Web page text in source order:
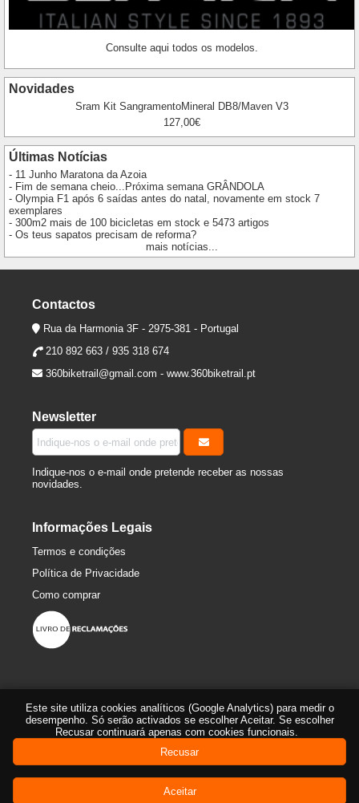
Este site utiliza cookies analíticos (Google Analytics) para medir o
desempenho. Só serão activados se escolher Aceitar. Se escolher
Recusar continuará apenas com cookies funcionais.
Recusar
Aceitar
Consulte aqui todos os modelos.
Novidades
Sram Kit SangramentoMineral DB8/Maven V3
127,00€
Últimas Notícias
- 11 Junho Maratona da Azoia
- Fim de semana cheio...Próxima semana GRÂNDOLA
- Olympia F1 após 6 saídas antes do natal, novamente em stock 7
exemplares
- 300m2 mais de 100 bicicletas em stock e 5473 artigos
- Os teus sapatos precisam de reforma?
mais notícias...
Contactos
Rua da Harmonia 3F - 2975-381 - Portugal
210 892 663 / 935 318 674
360biketrail@gmail.com - www.360biketrail.pt
Newsletter
Indique-nos o e-mail onde pretende receber as nossas
novidades.
Informações Legais
Termos e condições
Política de Privacidade
Como comprar
© 2016-2026 360º Bike-Trail